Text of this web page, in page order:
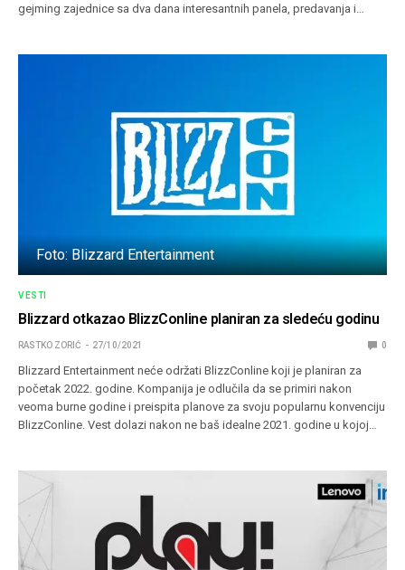
gejming zajednice sa dva dana interesantnih panela, predavanja i…
Foto: Blizzard Entertainment
VESTI
Blizzard otkazao BlizzConline planiran za sledeću godinu
RASTKO ZORIĆ 27/10/2021 0
Blizzard Entertainment neće održati BlizzConline koji je planiran za
početak 2022. godine. Kompanija je odlučila da se primiri nakon
veoma burne godine i preispita planove za svoju popularnu konvenciju
BlizzConline. Vest dolazi nakon ne baš idealne 2021. godine u kojoj…